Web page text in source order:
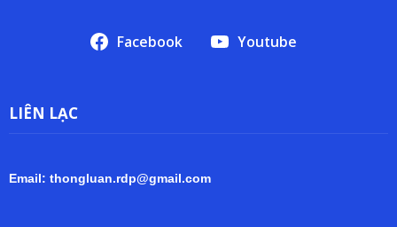
Facebook Youtube
LIÊN LẠC
Email: thongluan.rdp@gmail.com